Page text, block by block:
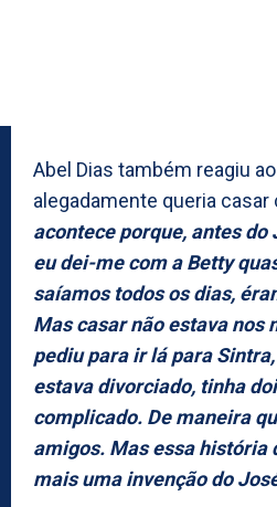
Abel Dias também reagiu
alegadamente queria casar
acontece porque, antes do
eu dei-me com a Betty
saíamos todos os dias,
Mas casar não estava nos
pediu para ir lá para
estava divorciado, tinha
complicado. De maneira
amigos. Mas essa história
mais uma invenção do